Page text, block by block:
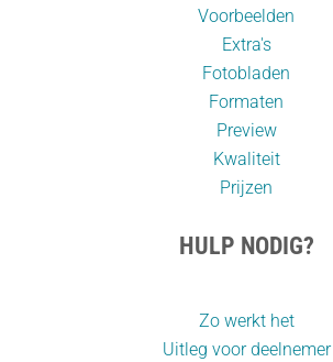
Voorbeelden
Extra's
Fotobladen
Formaten
Preview
Kwaliteit
Prijzen
HULP NODIG?
Zo werkt het
Uitleg voor deelnemer